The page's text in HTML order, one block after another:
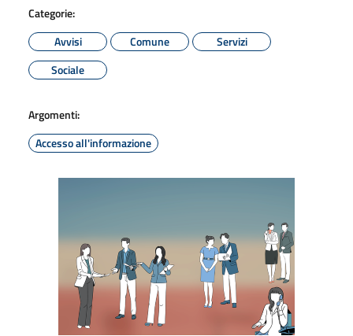
Categorie:
Avvisi
Comune
Servizi
Sociale
Argomenti:
Accesso all'informazione